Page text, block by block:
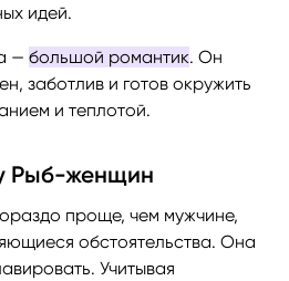
идей.
— большой романтик. Он
заботлив и готов окружить
и теплотой.
Рыб-женщин
проще, чем мужчине,
обстоятельства. Она
Учитывая